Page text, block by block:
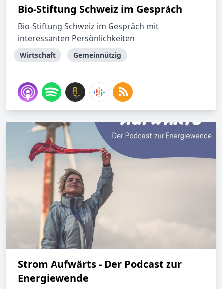
Bio-Stiftung Schweiz im Gespräch
Bio-Stiftung Schweiz im Gespräch mit
interessanten Persönlichkeiten
Wirtschaft Gemeinnützig
Strom Aufwärts - Der Podcast zur
Energiewende